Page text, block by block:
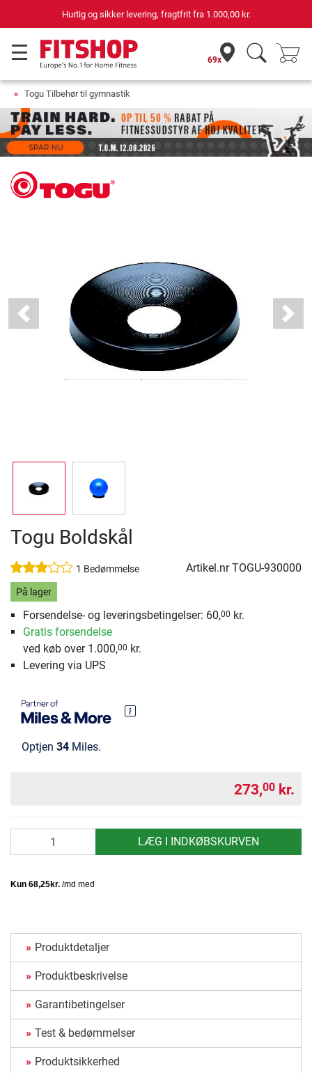
Hurtig og sikker levering, fragtfrit fra 1.000,00 kr.
69x
Togu Tilbehør til gymnastik
Previous Next
Togu Boldskål
1 Bedømmelse Artikel.nrTOGU-930000
På lager
Forsendelse- og leveringsbetingelser: 60,00 kr.
Gratis forsendelse
ved køb over 1.000,00 kr.
Levering via UPS
Optjen 34 Miles.
273,00 kr.
LÆG I INDKØBSKURVEN
Produktdetaljer
Produktbeskrivelse
Garantibetingelser
Test & bedømmelser
Produktsikkerhed